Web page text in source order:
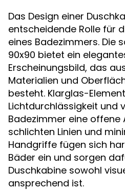
Das Design einer
entscheidende Rolle für
eines Badezimmers. Die
90x90 bietet ein
Erscheinungsbild, das
Materialien und
besteht. Klarglas-
Lichtdurchlässigkeit und
Badezimmer eine offene
schlichten Linien und
Handgriffe fügen sich
Bäder ein und sorgen
Duschkabine sowohl
ansprechend ist.